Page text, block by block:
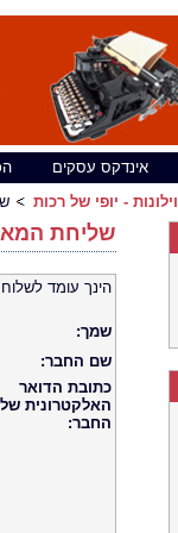
אינדקס עסקים
וילונות - יופי של רכות
שליחת
הינך עומד
שמך:
שם החבר:
כתובת הדואר
האלקטרונית של
החבר: